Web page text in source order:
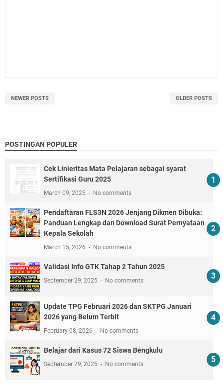
NEWER POSTS OLDER POSTS
POSTINGAN POPULER
Cek Linieritas Mata Pelajaran sebagai syarat
Sertifikasi Guru 2025
March 09, 2025 No comments
Pendaftaran FLS3N 2026 Jenjang Dikmen Dibuka:
Panduan Lengkap dan Download Surat Pernyataan
Kepala Sekolah
March 15, 2026 No comments
Validasi Info GTK Tahap 2 Tahun 2025
September 29, 2025 No comments
Update TPG Februari 2026 dan SKTPG Januari
2026 yang Belum Terbit
February 08, 2026 No comments
Belajar dari Kasus 72 Siswa Bengkulu
September 29, 2025 No comments